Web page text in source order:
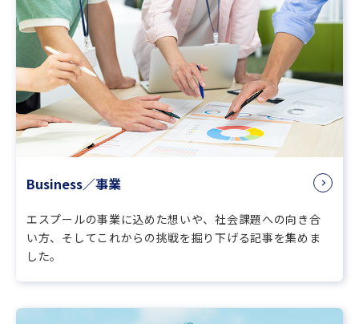
Business／事業
エスプールの事業に込めた想いや、社会課題への向き合
い方、そしてこれからの挑戦を掘り下げる記事を集めま
した。